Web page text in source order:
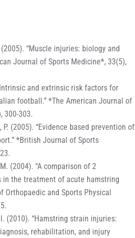
“Muscle injuries: biology and
Journal of Sports Medicine*, 33(5),
and extrinsic risk factors for
football.” *The American Journal of
300-303.
(2005). “Evidence based prevention of
*British Journal of Sports
(2004). “A comparison of 2
the treatment of acute hamstring
Orthopaedic and Sports Physical
(2010). “Hamstring strain injuries:
rehabilitation, and injury